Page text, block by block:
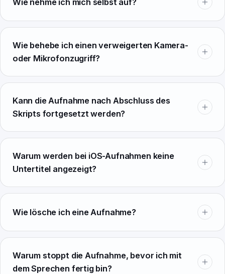
Wie nehme ich mich selbst auf?
Wie behebe ich einen verweigerten Kamera-
oder Mikrofonzugriff?
Kann die Aufnahme nach Abschluss des
Skripts fortgesetzt werden?
Warum werden bei iOS-Aufnahmen keine
Untertitel angezeigt?
Wie lösche ich eine Aufnahme?
Warum stoppt die Aufnahme, bevor ich mit
dem Sprechen fertig bin?